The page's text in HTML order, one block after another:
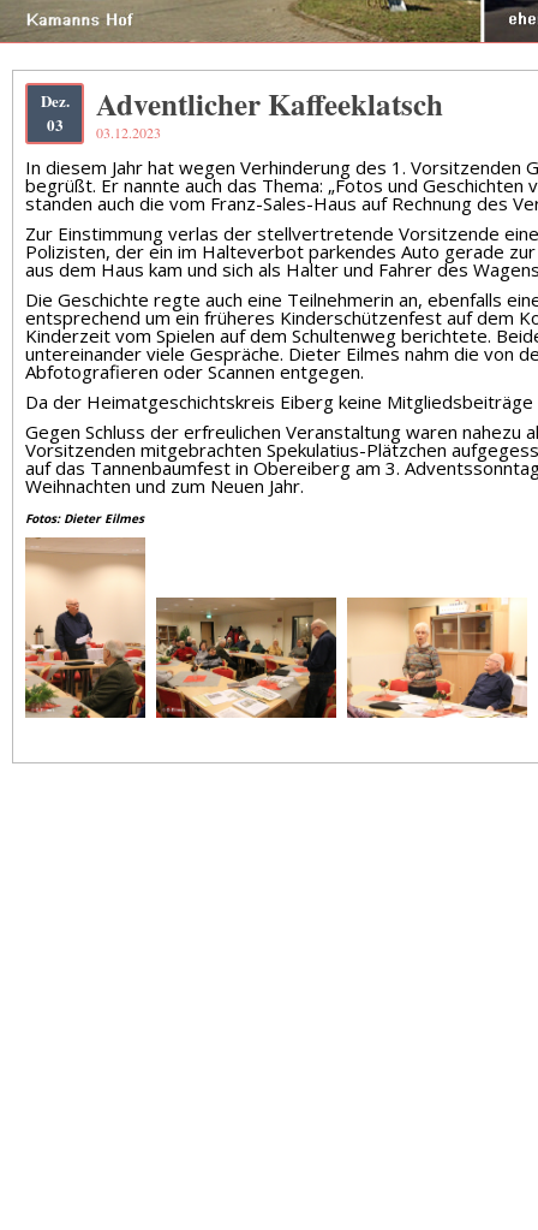
Dez.
03
Adventlicher Kaffeeklatsch
03.12.2023
In diesem Jahr hat wegen Verhinderung des 1. Vorsitzenden
begrüßt. Er nannte auch das Thema: „Fotos und
standen auch die vom Franz-Sales-Haus auf Rechnung des
Zur Einstimmung verlas der stellvertretende Vorsitzende
Polizisten, der ein im Halteverbot parkendes Auto gerade
aus dem Haus kam und sich als Halter und Fahrer des
Die Geschichte regte auch eine Teilnehmerin an, ebenfalls
entsprechend um ein früheres Kinderschützenfest auf dem
Kinderzeit vom Spielen auf dem Schultenweg berichtete.
untereinander viele Gespräche. Dieter Eilmes nahm die von
Abfotografieren oder Scannen entgegen.
Da der Heimatgeschichtskreis Eiberg keine
Gegen Schluss der erfreulichen Veranstaltung waren
Vorsitzenden mitgebrachten Spekulatius-Plätzchen
auf das Tannenbaumfest in Obereiberg am 3.
Weihnachten und zum Neuen Jahr.
Fotos: Dieter Eilmes